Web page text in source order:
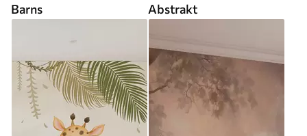
Barns Abstrakt